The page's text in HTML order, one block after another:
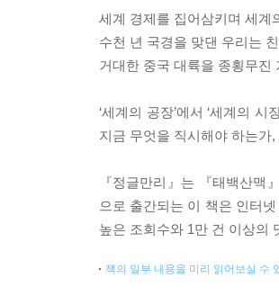
세계 경제를 집어삼키며 세계
수천 년 국경을 맞댄 우리는
거대한 중국 대륙을 종횡무진
‘세계의 공장’에서 ‘세계의
지금 무엇을 직시해야 하는가
『정글만리』는 『태백산맥
으로 출간되는 이 책은 인터
높은 조회수와 1만 건 이상의
책의 일부 내용을 미리 읽어보실 수